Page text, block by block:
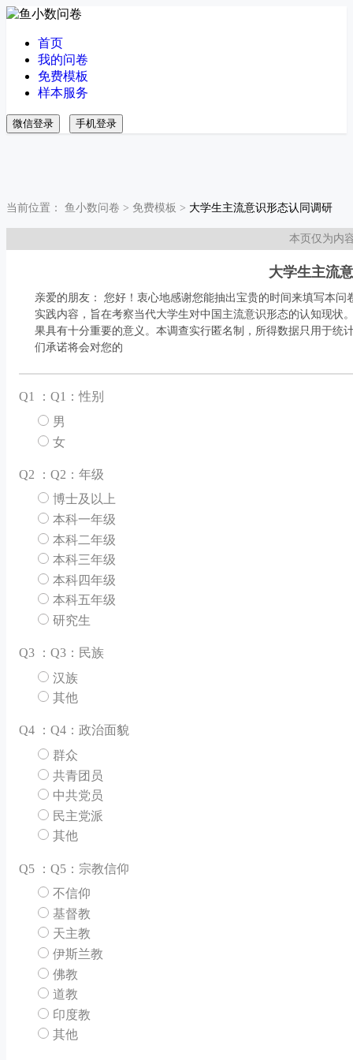
首页
我的问卷
免费模板
样本服务
微信登录 手机登录
当前位置： 鱼小数问卷 > 免费模板 > 大学生主流意识形态认同调研
本页仅为内
大学生主流
亲爱的朋友： 您好！衷心地感谢您能抽出宝贵的时间来填写本
实践内容，旨在考察当代大学生对中国主流意识形态的认知现
果具有十分重要的意义。本调查实行匿名制，所得数据只用于统
们承诺将会对您的
Q1 ：Q1：性别
男
女
Q2 ：Q2：年级
博士及以上
本科一年级
本科二年级
本科三年级
本科四年级
本科五年级
研究生
Q3 ：Q3：民族
汉族
其他
Q4 ：Q4：政治面貌
群众
共青团员
中共党员
民主党派
其他
Q5 ：Q5：宗教信仰
不信仰
基督教
天主教
伊斯兰教
佛教
道教
印度教
其他